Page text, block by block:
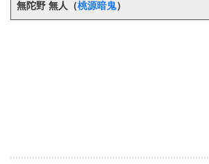
無陀野 無人（桃源暗鬼）